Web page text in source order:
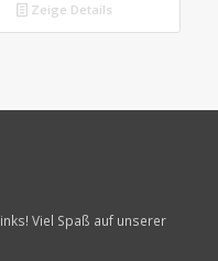
Zeige Details
Viel Spaß auf unserer